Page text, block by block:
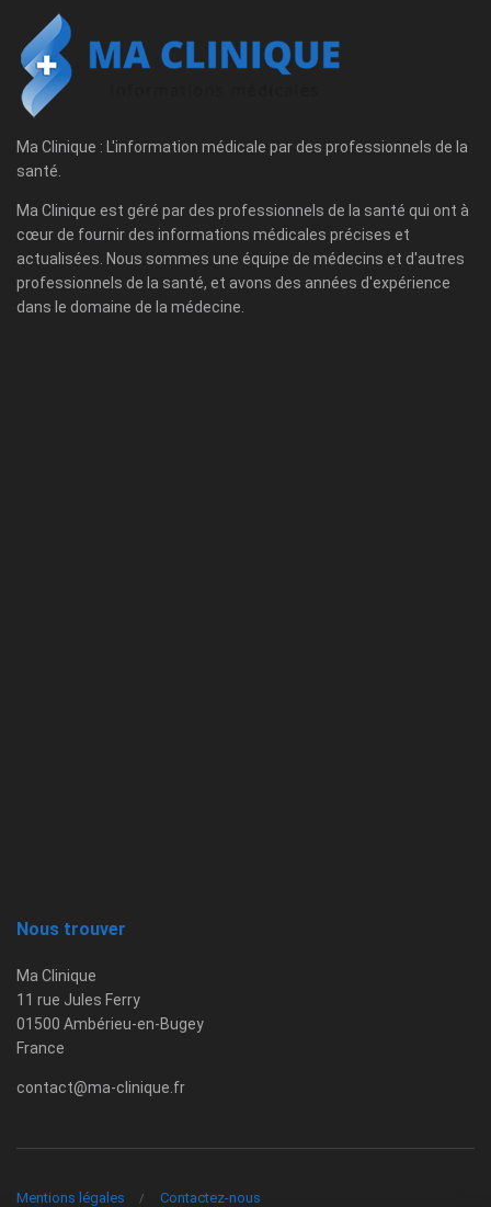
Ma Clinique : L'information médicale par des professionnels de la
santé.
Ma Clinique est géré par des professionnels de la santé qui ont à
cœur de fournir des informations médicales précises et
actualisées. Nous sommes une équipe de médecins et d'autres
professionnels de la santé, et avons des années d'expérience
dans le domaine de la médecine.
Nous trouver
Ma Clinique
11 rue Jules Ferry
01500 Ambérieu-en-Bugey
France
contact@ma-clinique.fr
Mentions légales Contactez-nous